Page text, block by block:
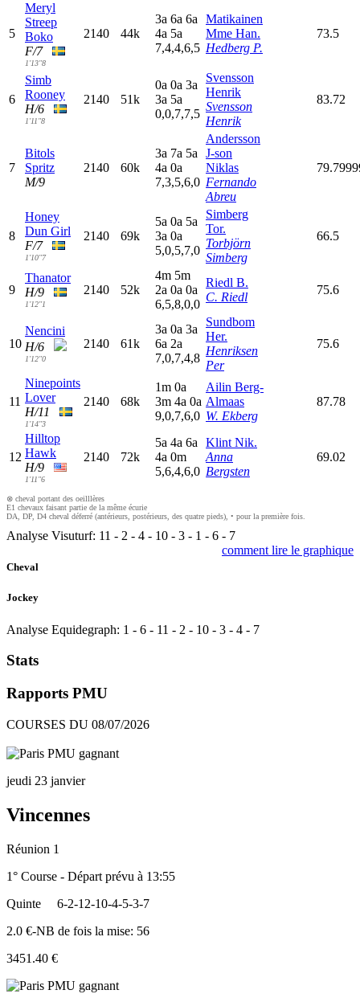
5
Meryl
Streep
Boko
F/7
1'13"8
2140 44k
3a 6a 6a
4a 5a
7,4,4,6,5
Matikainen
Mme Han.
Hedberg P.
73.5
6
Simb
Rooney
H/6
1'11"8
2140 51k
0a 0a 3a
3a 5a
0,0,7,7,5
Svensson
Henrik
Svensson
Henrik
83.72
7
Bitols
Spritz
M/9
2140 60k
3a 7a 5a
4a 0a
7,3,5,6,0
Andersson
J-son
Niklas
Fernando
Abreu
8
Honey
Dun Girl
F/7
1'10"7
2140 69k
5a 0a 5a
3a 0a
5,0,5,7,0
Simberg
Tor.
Torbjörn
Simberg
66.5
9
Thanator
H/9
1'12"1
2140 52k
4m 5m
2a 0a 0a
6,5,8,0,0
Riedl B.
C. Riedl
75.6
10
Nencini
H/6
1'12"0
2140 61k
3a 0a 3a
6a 2a
7,0,7,4,8
Sundbom
Her.
Henriksen
Per
75.6
11
Ninepoints
Lover
H/11
1'14"3
2140 68k
1m 0a
3m 4a 0a
9,0,7,6,0
Ailin Berg-
Almaas
W. Ekberg
87.78
12
Hilltop
Hawk
H/9
1'11"6
2140 72k
5a 4a 6a
4a 0m
5,6,4,6,0
Klint Nik.
Anna
Bergsten
69.02
⊗ cheval portant des oeilllères
E1 chevaux faisant partie de la même écurie
DA, DP, D4 cheval déferré (antérieurs, postérieurs, des quatre pieds), • pour la première fois.
Analyse Visuturf: 11 - 2 - 4 - 10 - 3 - 1 - 6 - 7
comment lire le graphique
Cheval
Jockey
Analyse Equidegraph: 1 - 6 - 11 - 2 - 10 - 3 - 4 - 7
Stats
Rapports PMU
COURSES DU 08/07/2026
jeudi 23 janvier
Vincennes
Réunion 1
1° Course - Départ prévu à 13:55
Quinte
6-2-12-10-4-5-3-7
2.0 €-NB de fois la mise: 56
3451.40 €